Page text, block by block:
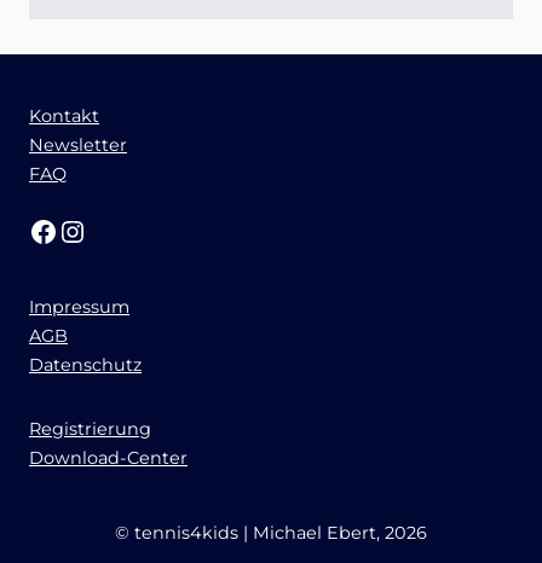
Kontakt
Newsletter
FAQ
Facebook Instagram
Impressum
AGB
Datenschutz
Registrierung
Download-Center
© tennis4kids | Michael Ebert, 2026